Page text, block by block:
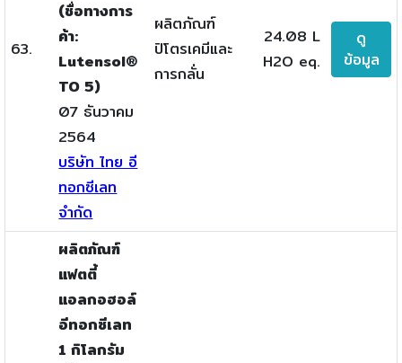
63.
(ชื่อทางการ
ค้า:
Lutensol®
TO 5)
07 ธันวาคม
2564
บริษัท ไทย อี
ทอกซีเลท
จำกัด
ผลิตภัณฑ์
ปิโตรเคมีและ
การกลั่น
24.08 L
H2O eq.
ดู
ข้อมูล
ผลิตภัณฑ์
แฟตตี้
แอลกอฮอล์
อีทอกซีเลท
1 กิโลกรัม